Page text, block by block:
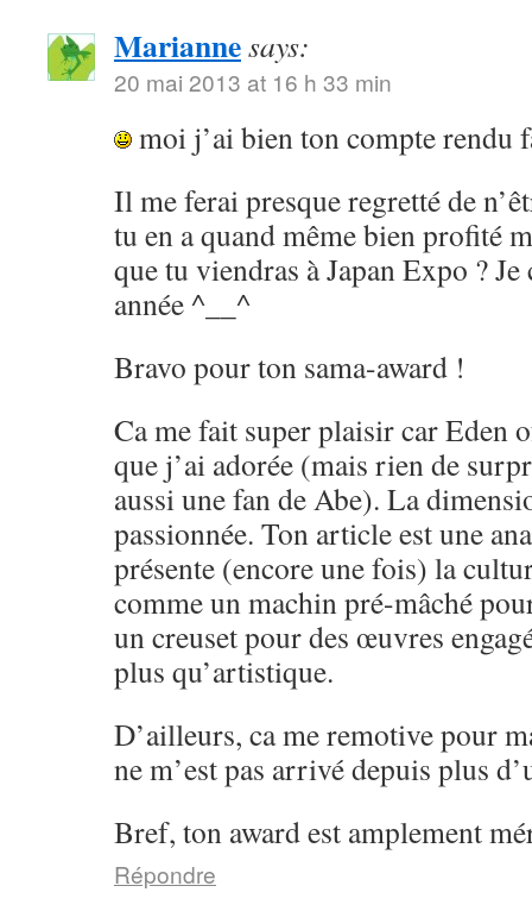
Mariannesays:
20 mai 2013 at 16 h 33 min
moi j’ai bien ton compte rendu
Il me ferai presque regretté de
tu en a quand même bien profité
que tu viendras à Japan Expo ?
année ^__^
Bravo pour ton sama-award !
Ca me fait super plaisir car Eden
que j’ai adorée (mais rien de
aussi une fan de Abe). La
passionnée. Ton article est une
présente (encore une fois) la
comme un machin pré-mâché
un creuset pour des œuvres
plus qu’artistique.
D’ailleurs, ca me remotive pour
ne m’est pas arrivé depuis plus
Bref, ton award est amplement
Répondre